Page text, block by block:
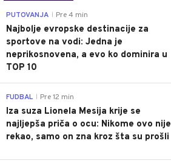
PUTOVANJA Pre 4 min
Najbolje evropske destinacije za
sportove na vodi: Jedna je
neprikosnovena, a evo ko dominira u
TOP 10
FUDBAL Pre 12 min
Iza suza Lionela Mesija krije se
najljepša priča o ocu: Nikome ovo nije
rekao, samo on zna kroz šta su prošli